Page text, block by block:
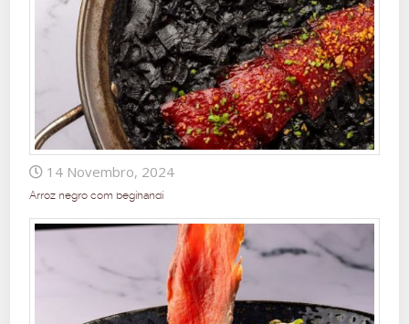
14 Novembro, 2024
Arroz negro com begihandi